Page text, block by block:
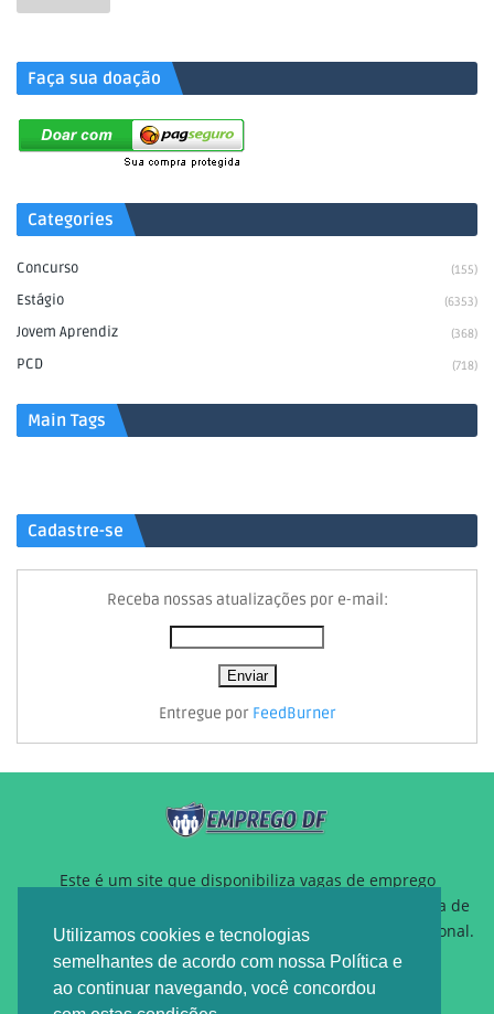
Utilizamos cookies e tecnologias
semelhantes de acordo com nossa Política e
ao continuar navegando, você concordou
Faça sua doação
Categories
Concurso (155)
Estágio (6353)
Jovem Aprendiz (368)
PCD (718)
Main Tags
Cadastre-se
Receba nossas atualizações por e-mail:
Entregue por FeedBurner
Este é um site que disponibiliza vagas de emprego
gratuitamente para auxiliar pessoas que estão a procura de
um novo emprego ou querem reposicionamento profissional.